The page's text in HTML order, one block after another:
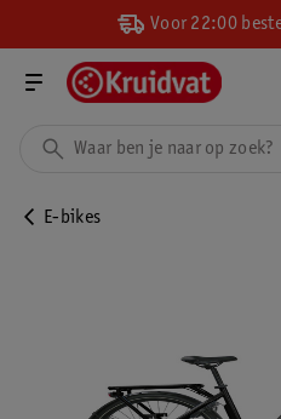
Voor 22:00
E-bikes